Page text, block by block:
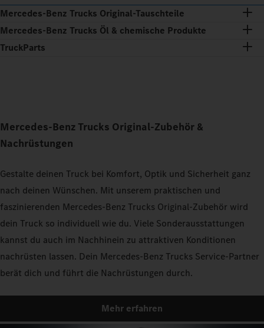
Mercedes‑Benz Trucks Original‑Tauschteile
Mercedes‑Benz Trucks Öl & chemische Produkte
TruckParts
Mercedes‑Benz Trucks Original‑Zubehör &
Nachrüstungen
Gestalte deinen Truck bei Komfort, Optik und Sicherheit ganz
nach deinen Wünschen. Mit unserem praktischen und
faszinierenden Mercedes‑Benz Trucks Original‑Zubehör wird
dein Truck so individuell wie du. Viele Sonderausstattungen
kannst du auch im Nachhinein zu attraktiven Konditionen
nachrüsten lassen. Dein Mercedes‑Benz Trucks Service‑Partner
berät dich und führt die Nachrüstungen durch.
Mehr erfahren